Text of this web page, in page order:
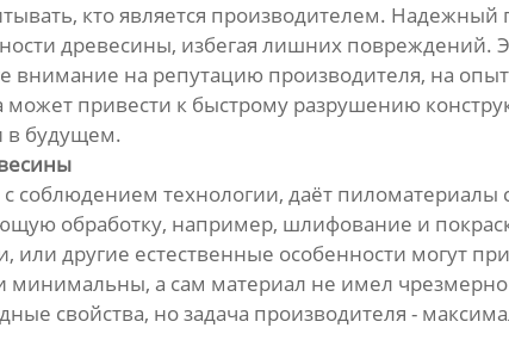
кто является производителем. Надежный
древесины, избегая лишних повреждений.
на репутацию производителя, на
привести к быстрому разрушению
в будущем.
с соблюдением технологии, даёт
обработку, например, шлифование и
другие естественные особенности могут
минимальны, а сам материал не имел
свойства, но задача производителя -